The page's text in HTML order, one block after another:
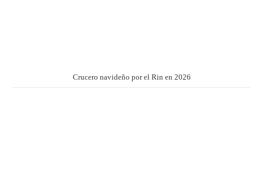
Crucero navideño por el Rin en 2026